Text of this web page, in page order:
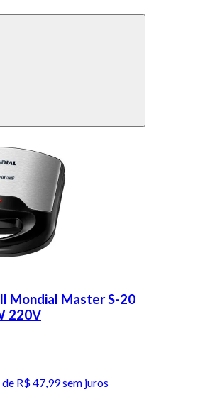
Mondial Master S-20
220V
de R$ 47,99 sem juros